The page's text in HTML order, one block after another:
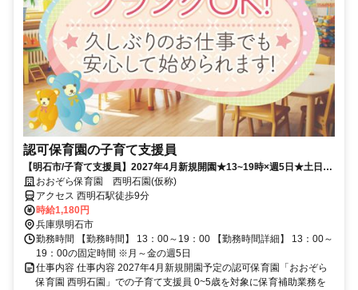
認可保育園の子育て支援員
【明石市/子育て支援員】2027年4月新規開園★13~19時×週5日★土日祝
休み★西明石駅から徒歩9分★オープニングスタッフの募集です！
おおぞら保育園 西明石園(仮称)
アクセス 西明石駅徒歩9分
時給1,180円
兵庫県明石市
勤務時間 【勤務時間】 13：00～19：00 【勤務時間詳細】 13：00～
19：00の固定時間 ※月～金の週5日
仕事内容 仕事内容 2027年4月新規開園予定の認可保育園「おおぞら
保育園 西明石園」での子育て支援員 0~5歳を対象に保育補助業務を